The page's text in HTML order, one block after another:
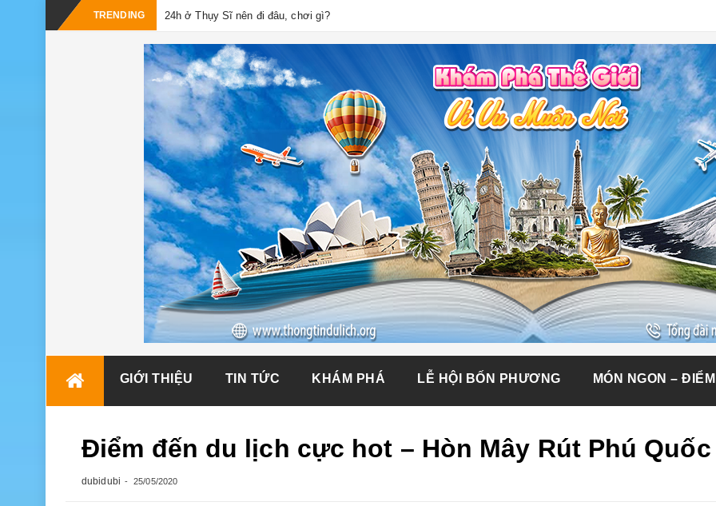
TRENDING -
GIỚI THIỆU TIN TỨC KHÁM PHÁ LỄ HỘI BỐN PHƯƠNG MÓN NGON –
Điểm đến du lịch cực hot – Hòn Mây Rút Phú Quốc
dubidubi 25/05/2020